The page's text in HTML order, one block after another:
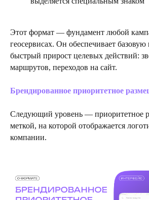
Этот формат — фундамент любой
геосервисах. Он обеспечивает
быстрый прирост целевых действий:
маршрутов, переходов на сайт.
Брендированное приоритетное
Следующий уровень — приоритетное
меткой, на которой отображается
компании.